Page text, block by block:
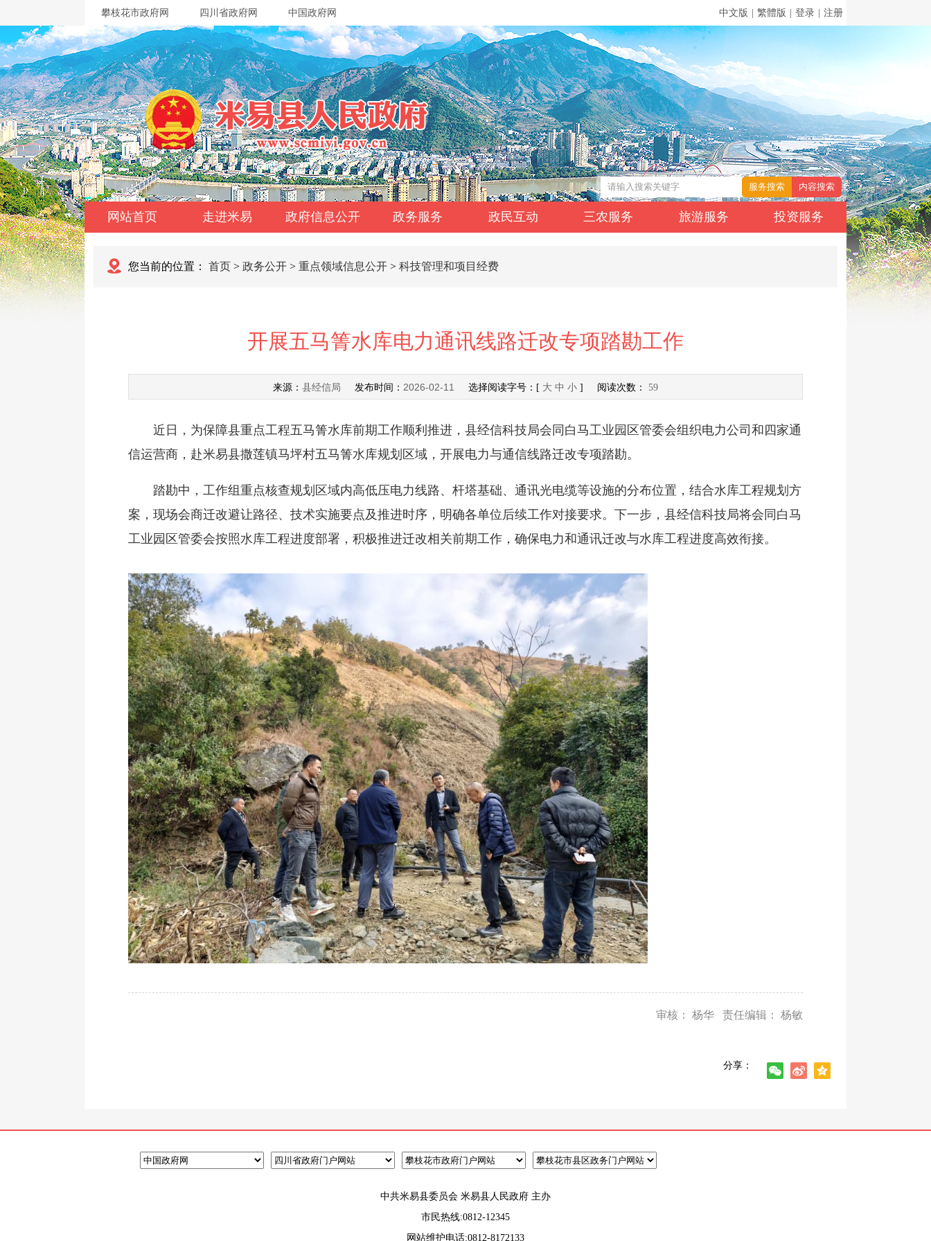
攀枝花市政府网 四川省政府网 中国政府网 中文版 繁體版 登录 注册
网站首页 走进米易 政府信息公开 政务服务 政民互动 三农服务 旅游服务 投资服务
您当前的位置： 首页 > 政务公开 > 重点领域信息公开 > 科技管理和项目经费
开展五马箐水库电力通讯线路迁改专项踏勘工作
来源： 县经信局 发布时间： 2026-02-11 选择阅读字号：[ 大 中 小 ] 阅读次数： 59
近日，为保障县重点工程五马箐水库前期工作顺利推进，县经信科技局会同白马工业园区管委会组织电力公司和四家通
信运营商，赴米易县撒莲镇马坪村五马箐水库规划区域，开展电力与通信线路迁改专项踏勘。
踏勘中，工作组重点核查规划区域内高低压电力线路、杆塔基础、通讯光电缆等设施的分布位置，结合水库工程规划方
案，现场会商迁改避让路径、技术实施要点及推进时序，明确各单位后续工作对接要求。下一步，县经信科技局将会同白马
工业园区管委会按照水库工程进度部署，积极推进迁改相关前期工作，确保电力和通讯迁改与水库工程进度高效衔接。
审核： 杨华 责任编辑： 杨敏
分享：
中共米易县委员会 米易县人民政府 主办
市民热线:0812-12345
网站维护电话:0812-8172133